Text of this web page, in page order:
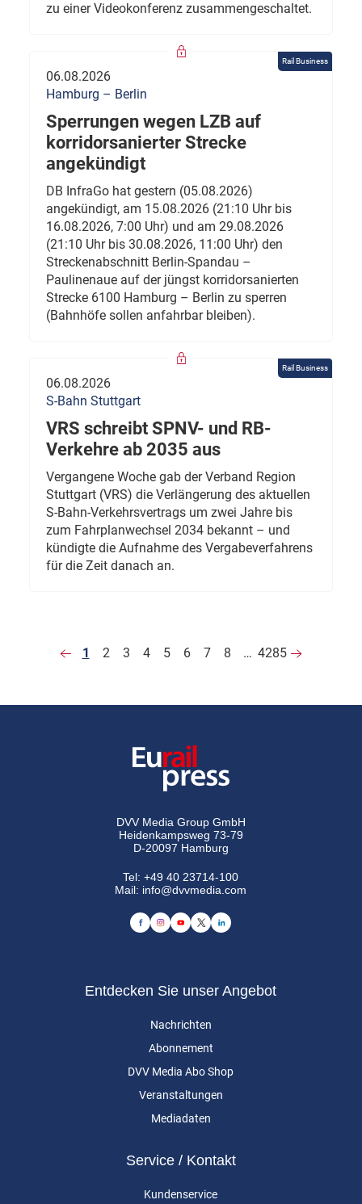
zu einer Videokonferenz zusammengeschaltet.
Rail Business
06.08.2026
Hamburg – Berlin
Sperrungen wegen LZB auf
korridorsanierter Strecke
angekündigt
DB InfraGo hat gestern (05.08.2026)
angekündigt, am 15.08.2026 (21:10 Uhr bis
16.08.2026, 7:00 Uhr) und am 29.08.2026
(21:10 Uhr bis 30.08.2026, 11:00 Uhr) den
Streckenabschnitt Berlin-Spandau –
Paulinenaue auf der jüngst korridorsanierten
Strecke 6100 Hamburg – Berlin zu sperren
(Bahnhöfe sollen anfahrbar bleiben).
Rail Business
06.08.2026
S-Bahn Stuttgart
VRS schreibt SPNV- und RB-
Verkehre ab 2035 aus
Vergangene Woche gab der Verband Region
Stuttgart (VRS) die Verlängerung des aktuellen
S-Bahn-Verkehrsvertrags um zwei Jahre bis
zum Fahrplanwechsel 2034 bekannt – und
kündigte die Aufnahme des Vergabeverfahrens
für die Zeit danach an.
1 2 3 4 5 6 7 8 … 4285
DVV Media Group GmbH
Heidenkampsweg 73-79
D-20097 Hamburg
Tel:+49 40 23714-100
Mail: info@dvvmedia.com
Entdecken Sie unser Angebot
Nachrichten
Abonnement
DVV Media Abo Shop
Veranstaltungen
Mediadaten
Service / Kontakt
Kundenservice